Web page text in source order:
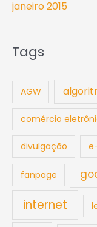
janeiro 2015
Tags
AGW
comércio
divulgação
fanpage
internet